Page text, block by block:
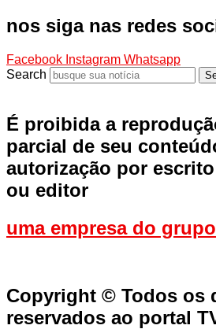
nos siga nas redes
Facebook Instagram Whatsapp
Search
É proibida a
parcial de seu
autorização por
ou editor
uma empresa do grupo
Copyright © Todos os
reservados ao portal